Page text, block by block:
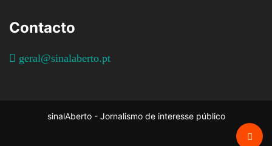
Contacto
geral@sinalaberto.pt
sinalAberto - Jornalismo de interesse público